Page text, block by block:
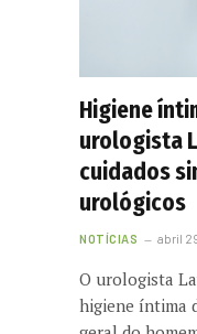
Higiene
urologista
cuidados
urológicos
NOTÍCIAS abril
O urologista
higiene íntima